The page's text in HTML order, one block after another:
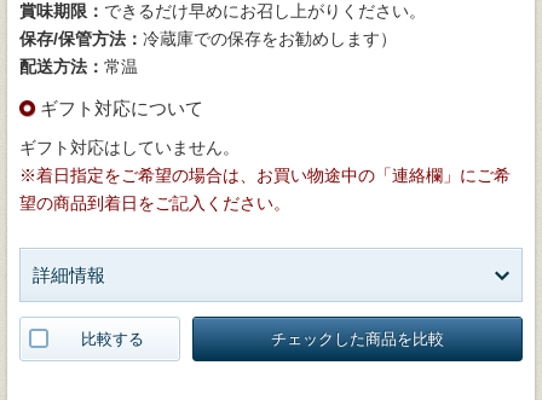
賞味期限： できるだけ早めにお召し上がりください。
保存/保管方法： 冷蔵庫での保存をお勧めします）
配送方法： 常温
ギフト対応について
ギフト対応はしていません。
※着日指定をご希望の場合は、お買い物途中の「連絡欄」にご希
望の商品到着日をご記入ください。
詳細情報
比較する チェックした商品を比較